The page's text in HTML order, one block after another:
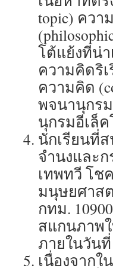
topic) ควา
โต้แย้งที่น่า
ความคิดริ
ความคิด
พจนานุกร
นุกรมอีเล็
นักเรียนที่
จำนงและ
เทพทวี โ
มนุษยศาส
กทม.
สแกนภาพ
ภายในวันที่
เนื่องจาก